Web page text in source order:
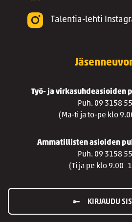
Talentia-lehti
Työ- ja virkasuhdeasioiden
Puh. 09 3158
(Ma-ti ja to-pe klo
Ammatillisten asioiden
Puh. 09 3158
(Ti ja pe klo
KIRJAUDU